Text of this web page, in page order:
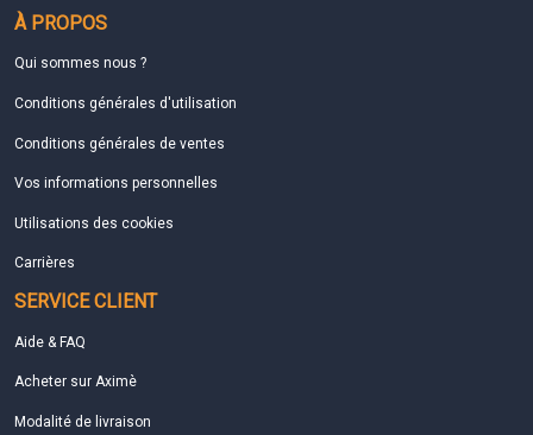
À PROPOS
Qui sommes nous ?
Conditions générales d'utilisation
Conditions générales de ventes
Vos informations personnelles
Utilisations des cookies
Carrières
SERVICE CLIENT
Aide & FAQ
Acheter sur Aximè
Modalité de livraison